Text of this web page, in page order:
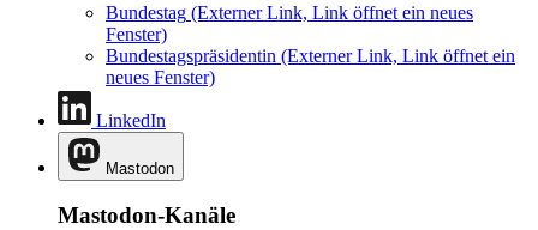
Bundestag (Externer Link, Link öffnet ein neues
Fenster)
Bundestagspräsidentin (Externer Link, Link öffnet ein
neues Fenster)
LinkedIn
Mastodon
Mastodon-Kanäle